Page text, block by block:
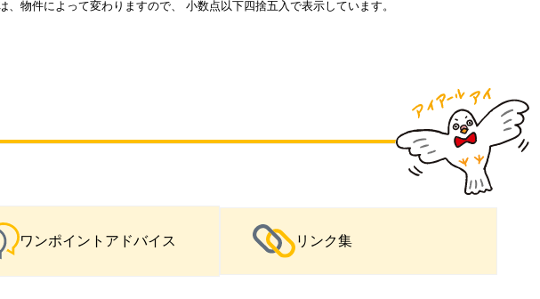
物件によって変わりますので、 小数点以下四捨五入で表示しています。
ワンポイントアドバイス リンク集